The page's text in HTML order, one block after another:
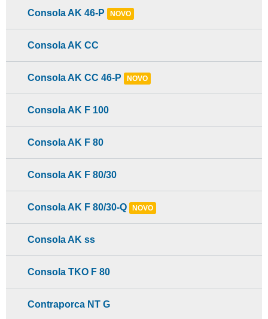
Consola AK 46-P NOVO
Consola AK CC
Consola AK CC 46-P NOVO
Consola AK F 100
Consola AK F 80
Consola AK F 80/30
Consola AK F 80/30-Q NOVO
Consola AK ss
Consola TKO F 80
Contraporca NT G